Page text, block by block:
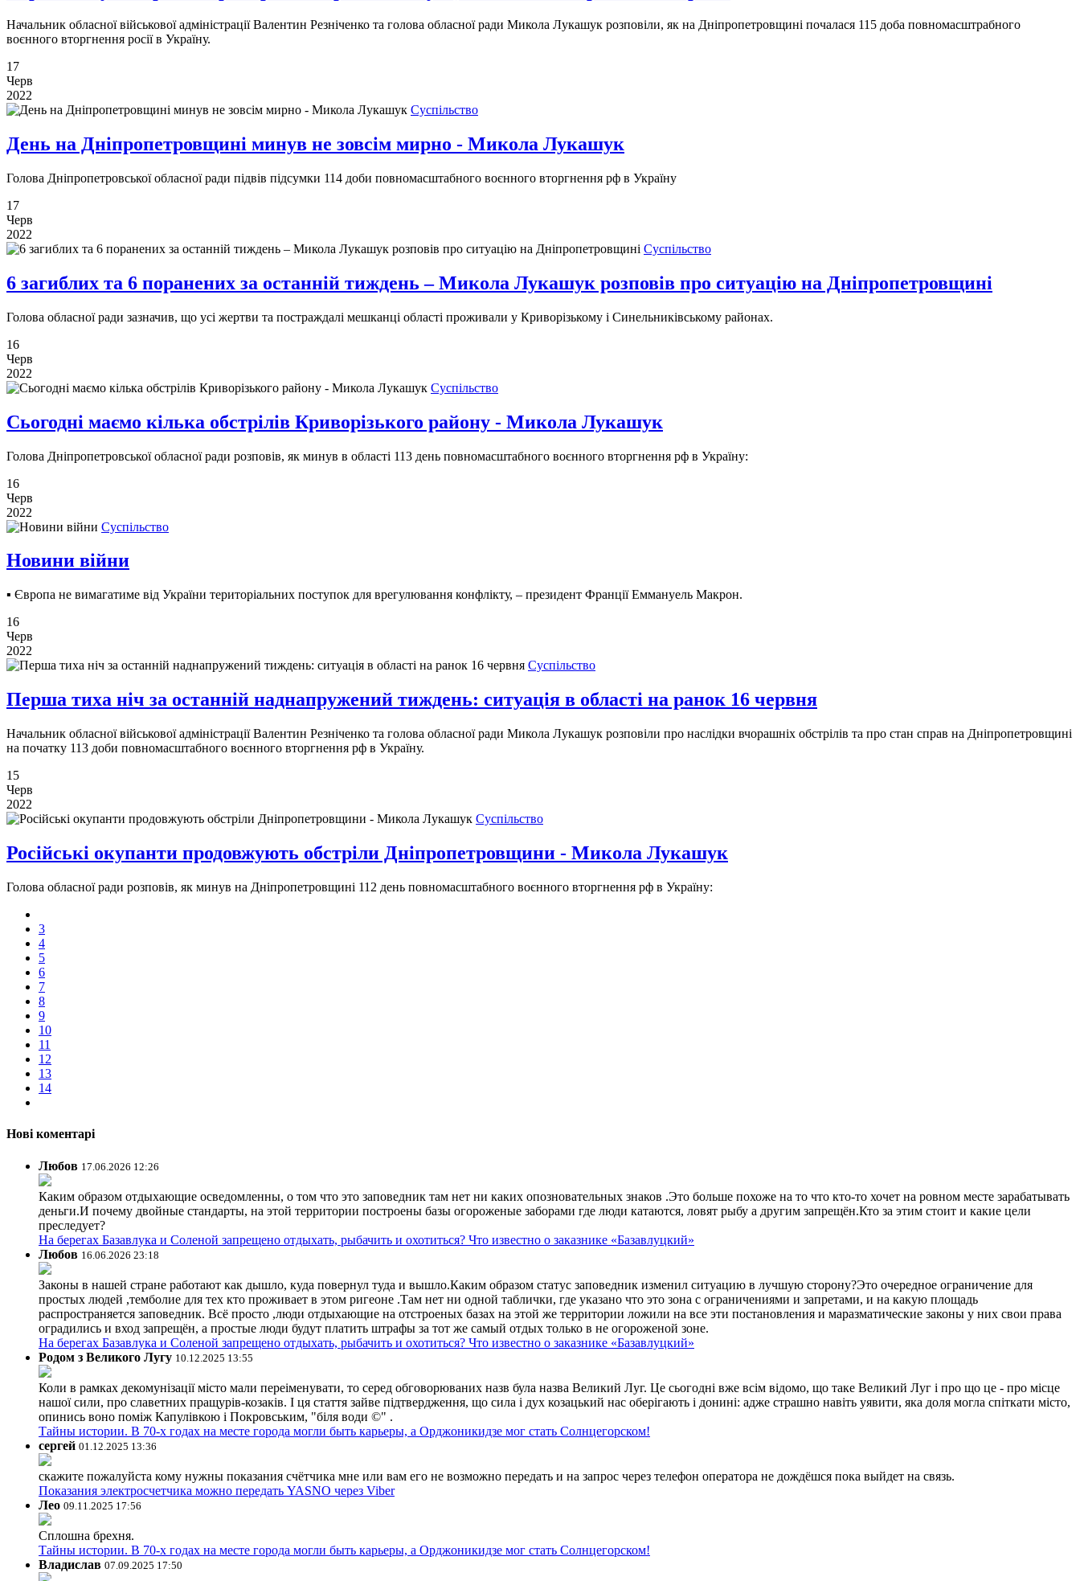
Начальник обласної військової адміністрації Валентин Резніченко та голова обласної ради Микола Лукашук розповіли, як на Дніпропетровщині почалася 115 доба повномасштрабного
воєнного вторгнення росії в Україну.
17
Черв
2022
Суспільство
День на Дніпропетровщині минув не зовсім мирно - Микола Лукашук
Голова Дніпропетровської обласної ради підвів підсумки 114 доби повномасштабного воєнного вторгнення рф в Україну
17
Черв
2022
Суспільство
6 загиблих та 6 поранених за останній тиждень – Микола Лукашук розповів про ситуацію на Дніпропетровщині
Голова обласної ради зазначив, що усі жертви та постраждалі мешканці області проживали у Криворізькому і Синельниківському районах.
16
Черв
2022
Суспільство
Сьогодні маємо кілька обстрілів Криворізького району - Микола Лукашук
Голова Дніпропетровської обласної ради розповів, як минув в області 113 день повномасштабного воєнного вторгнення рф в Україну:
16
Черв
2022
Суспільство
Новини війни
▪️ Європа не вимагатиме від України територіальних поступок для врегулювання конфлікту, – президент Франції Еммануель Макрон.
16
Черв
2022
Суспільство
Перша тиха ніч за останній наднапружений тиждень: ситуація в області на ранок 16 червня
Начальник обласної військової адміністрації Валентин Резніченко та голова обласної ради Микола Лукашук розповіли про наслідки вчорашніх обстрілів та про стан справ на Дніпропетровщині
на початку 113 доби повномасштабного воєнного вторгнення рф в Україну.
15
Черв
2022
Суспільство
Російські окупанти продовжують обстріли Дніпропетровщини - Микола Лукашук
Голова обласної ради розповів, як минув на Дніпропетровщині 112 день повномасштабного воєнного вторгнення рф в Україну:
3
4
5
6
7
8
9
10
11
12
13
14
Нові коментарі
Любов 17.06.2026 12:26
Каким образом отдыхающие осведомленны, о том что это заповедник там нет ни каких опозновательных знаков .Это больше похоже на то что кто-то хочет на ровном месте зарабатывать
деньги.И почему двойные стандарты, на этой территории построены базы огороженые заборами где люди катаются, ловят рыбу а другим запрещён.Кто за этим стоит и какие цели
преследует?
На берегах Базавлука и Соленой запрещено отдыхать, рыбачить и охотиться? Что известно о заказнике «Базавлуцкий»
Любов 16.06.2026 23:18
Законы в нашей стране работают как дышло, куда повернул туда и вышло.Каким образом статус заповедник изменил ситуацию в лучшую сторону?Это очередное ограничение для
простых людей ,темболие для тех кто проживает в этом ригеоне .Там нет ни одной таблички, где указано что это зона с ограничениями и запретами, и на какую площадь
распространяется заповедник. Всё просто ,люди отдыхающие на отстроеных базах на этой же территории ложили на все эти постановления и маразматические законы у них свои права
оградились и вход запрещён, а простые люди будут платить штрафы за тот же самый отдых только в не огороженой зоне.
На берегах Базавлука и Соленой запрещено отдыхать, рыбачить и охотиться? Что известно о заказнике «Базавлуцкий»
Родом з Великого Лугу 10.12.2025 13:55
Коли в рамках декомунізації місто мали переіменувати, то серед обговорюваних назв була назва Великий Луг. Це сьогодні вже всім відомо, що таке Великий Луг і про що це - про місце
нашої сили, про славетних пращурів-козаків. І ця стаття зайве підтвердження, що сила і дух козацький нас оберігають і донині: адже страшно навіть уявити, яка доля могла спіткати місто,
опинись воно поміж Капулівкою і Покровським, "біля води ©" .
Тайны истории. В 70-х годах на месте города могли быть карьеры, а Орджоникидзе мог стать Солнцегорском!
сергей 01.12.2025 13:36
скажите пожалуйста кому нужны показания счётчика мне или вам его не возможно передать и на запрос через телефон оператора не дождёшся пока выйдет на связь.
Показания электросчетчика можно передать YASNO через Viber
Лео 09.11.2025 17:56
Сплошна брехня.
Тайны истории. В 70-х годах на месте города могли быть карьеры, а Орджоникидзе мог стать Солнцегорском!
Владислав 07.09.2025 17:50